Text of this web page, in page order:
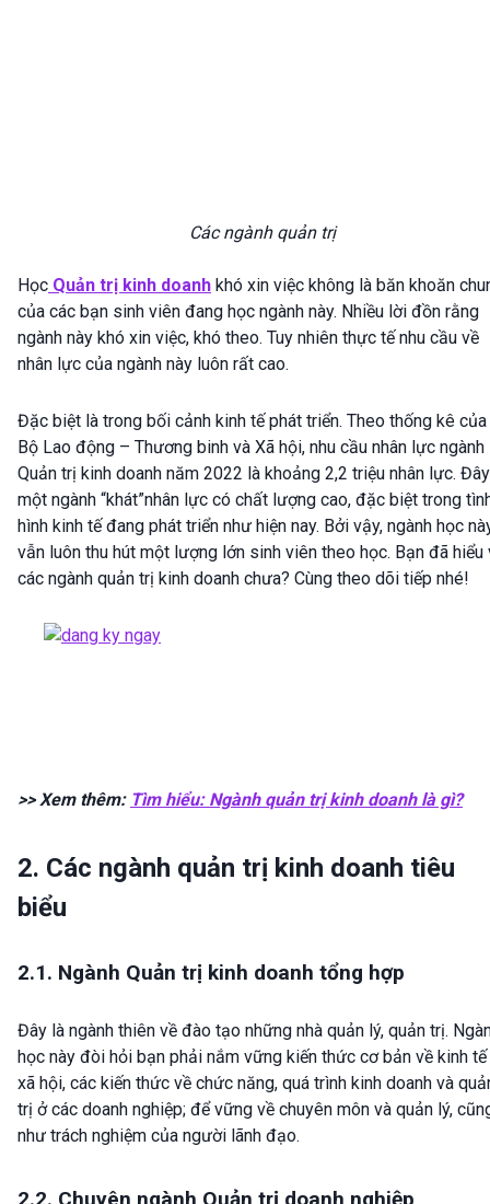
Các ngành quản trị
Học Quản trị kinh doanh khó xin việc không là băn khoăn
của các bạn sinh viên đang học ngành này. Nhiều lời đồn rằng
ngành này khó xin việc, khó theo. Tuy nhiên thực tế nhu cầu về
nhân lực của ngành này luôn rất cao.
Đặc biệt là trong bối cảnh kinh tế phát triển. Theo thống kê của
Bộ Lao động – Thương binh và Xã hội, nhu cầu nhân lực ngành
Quản trị kinh doanh năm 2022 là khoảng 2,2 triệu nhân lực.
một ngành “khát”nhân lực có chất lượng cao, đặc biệt trong
hình kinh tế đang phát triển như hiện nay. Bởi vậy, ngành học
vẫn luôn thu hút một lượng lớn sinh viên theo học. Bạn đã hiểu
các ngành quản trị kinh doanh chưa? Cùng theo dõi tiếp nhé!
>> Xem thêm: Tìm hiểu: Ngành quản trị kinh doanh là gì?
2. Các ngành quản trị kinh doanh tiêu
biểu
2.1. Ngành Quản trị kinh doanh tổng hợp
Đây là ngành thiên về đào tạo những nhà quản lý, quản trị.
học này đòi hỏi bạn phải nắm vững kiến thức cơ bản về kinh
xã hội, các kiến thức về chức năng, quá trình kinh doanh và
trị ở các doanh nghiệp; để vững về chuyên môn và quản lý,
như trách nghiệm của người lãnh đạo.
2.2. Chuyên ngành Quản trị doanh nghiệp